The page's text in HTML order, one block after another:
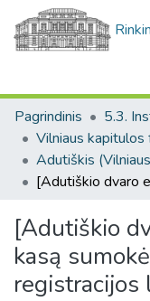
Pagrindinis
[Adutiškio
kasą
registracijos